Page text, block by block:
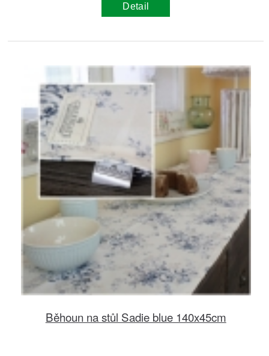
Detail
Běhoun na stůl Sadie blue 140x45cm